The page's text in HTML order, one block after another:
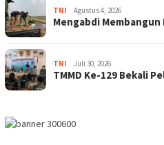
TNI Agustus 4, 2026
Mengabdi
TNI Juli 30, 2026
TMMD Ke-129 Bekali